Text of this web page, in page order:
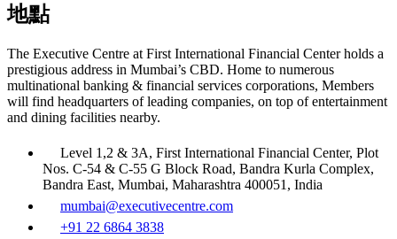
地點
The Executive Centre at First International Financial Center holds a
prestigious address in Mumbai’s CBD. Home to numerous
multinational banking & financial services corporations, Members
will find headquarters of leading companies, on top of entertainment
and dining facilities nearby.
Level 1,2 & 3A, First International Financial Center, Plot
Nos. C-54 & C-55 G Block Road, Bandra Kurla Complex,
Bandra East, Mumbai, Maharashtra 400051, India
mumbai@executivecentre.com
+91 22 6864 3838